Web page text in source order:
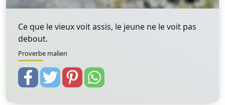
Ce que le vieux voit assis, le jeune ne le voit pas
debout.
Proverbe malien